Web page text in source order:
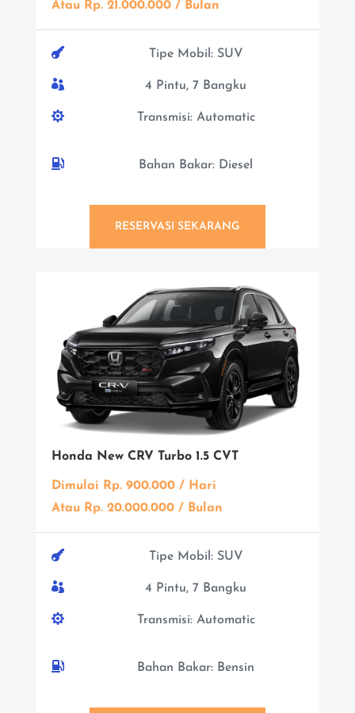
Atau Rp. 21.000.000 / Bulan
 Tipe Mobil: SUV
 4 Pintu, 7 Bangku
 Transmisi: Automatic
 Bahan Bakar: Diesel
RESERVASI SEKARANG
Honda New CRV Turbo 1.5 CVT
Dimulai Rp. 900.000 / Hari
Atau Rp. 20.000.000 / Bulan
 Tipe Mobil: SUV
 4 Pintu, 7 Bangku
 Transmisi: Automatic
 Bahan Bakar: Bensin